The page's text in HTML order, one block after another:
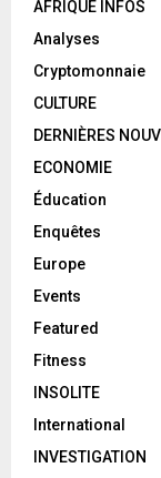
AFRIQUE INFOS
Analyses
Cryptomonnaie
CULTURE
DERNIÈRES
ECONOMIE
Éducation
Enquêtes
Europe
Events
Featured
Fitness
INSOLITE
International
INVESTIGATION